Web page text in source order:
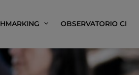
OBSERVATORIO CI